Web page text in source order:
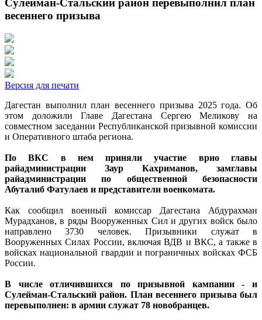
Сулейман-Стальский район перевыполнил план
весеннего призыва
Версия для печати
Дагестан выполнил план весеннего призыва 2025 года. Об
этом доложили Главе Дагестана Сергею Меликову на
совместном заседании Республиканской призывной комиссии
и Оперативного штаба региона.
По ВКС в нем приняли участие врио главы
райадминистрации Заур Кахриманов, замглавы
райадминистрации по общественной безопасности
Абуталиб Фатулаев и представители военкомата.
Как сообщил военный комиссар Дагестана Абдурахман
Мурадханов, в ряды Вооруженных Сил и других войск было
направлено 3730 человек. Призывники служат в
Вооруженных Силах России, включая ВДВ и ВКС, а также в
войсках национальной гвардии и пограничных войсках ФСБ
России.
В числе отличившихся по призывной кампании - и
Сулейман-Стальский район. План весеннего призыва был
перевыполнен: в армии служат 78 новобранцев.